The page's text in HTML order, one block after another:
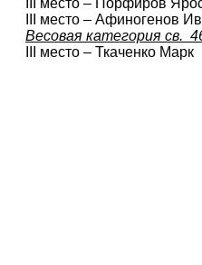
III место – Порфиров
III место – Афиногенов
Весовая категория св.
III место – Ткаченко